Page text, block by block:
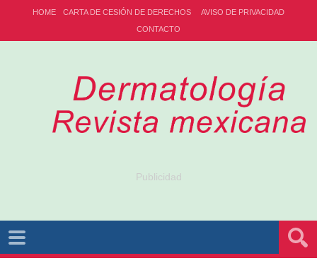
HOME CARTA DE CESIÓN DE DERECHOS
AVISO DE PRIVACIDAD
CONTACTO
Publicidad